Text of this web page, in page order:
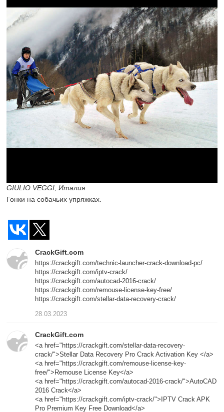
GIULIO VEGGI, Италия
Гонки на собачьих упряжках.
CrackGift.com
https://crackgift.com/technic-launcher-crack-download-pc/
https://crackgift.com/iptv-crack/
https://crackgift.com/autocad-2016-crack/
https://crackgift.com/remouse-license-key-free/
https://crackgift.com/stellar-data-recovery-crack/
28.03.2023
CrackGift.com
<a href="https://crackgift.com/stellar-data-recovery-
crack/">Stellar Data Recovery Pro Crack Activation Key </a>
<a href="https://crackgift.com/remouse-license-key-
free/">Remouse License Key</a>
<a href="https://crackgift.com/autocad-2016-crack/">AutoCAD
2016 Crack</a>
<a href="https://crackgift.com/iptv-crack/">IPTV Crack APK
Pro Premium Key Free Download</a>